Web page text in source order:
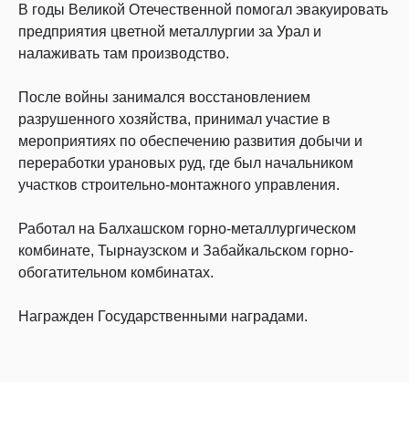
В годы Великой Отечественной помогал эвакуировать
предприятия цветной металлургии за Урал и
налаживать там производство.
После войны занимался восстановлением
разрушенного хозяйства, принимал участие в
мероприятиях по обеспечению развития добычи и
переработки урановых руд, где был начальником
участков строительно-монтажного управления.
Работал на Балхашском горно-металлургическом
комбинате, Тырнаузском и Забайкальском горно-
обогатительном комбинатах.
Награжден Государственными наградами.